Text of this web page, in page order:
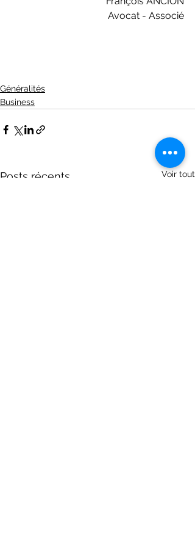
Avocat - Associé
Généralités
Business
Posts récents Voir tout